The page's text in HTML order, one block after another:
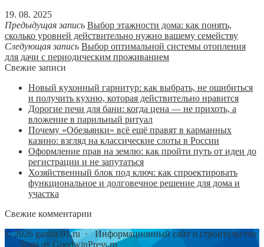
19. 08. 2025
Предыдущая запись Выбор этажности дома: как понять,
сколько уровней действительно нужно вашему семейству
Следующая запись Выбор оптимальной системы отопления
для дачи с периодическим проживанием
Свежие записи
Новый кухонный гарнитур: как выбрать, не ошибиться
и получить кухню, которая действительно нравится
Дорогие печи для бани: когда цена — не прихоть, а
вложение в парильный ритуал
Почему «Обезьянки» всё ещё правят в карманных
казино: взгляд на классические слоты в России
Оформление прав на землю: как пройти путь от идеи до
регистрации и не запутаться
Хозяйственный блок под ключ: как спроектировать
функциональное и долговечное решение для дома и
участка
Свежие комментарии
©2026 gazbit-91.ru ·Информационный сайт о строительстве
· Тема от GoodwinPress.ru